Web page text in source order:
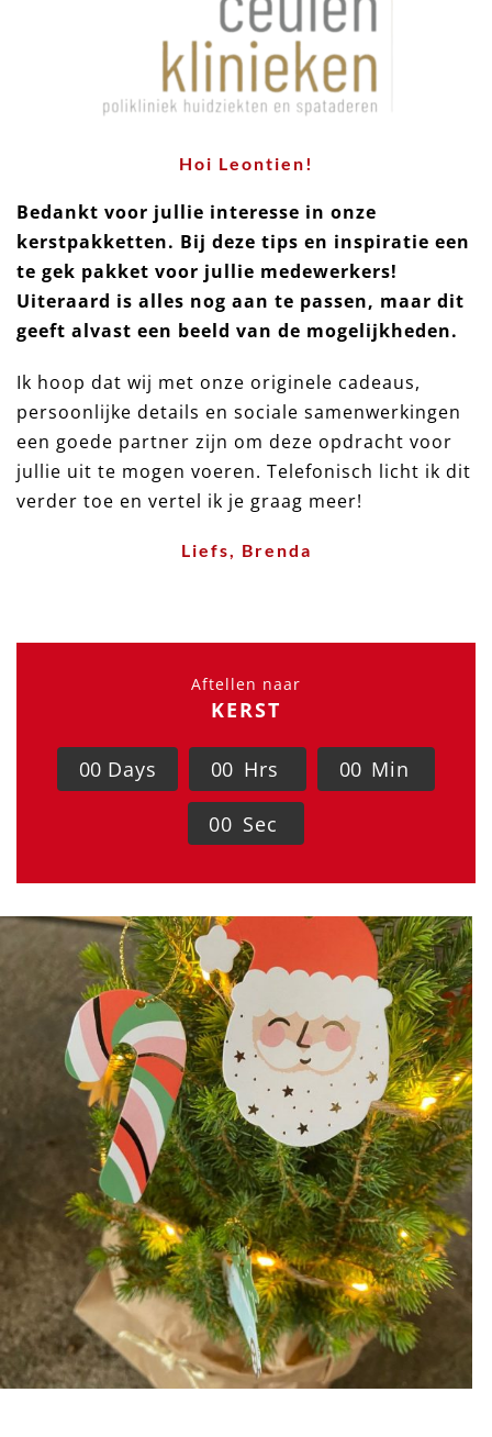
Hoi Leontien!
Bedankt voor jullie interesse in onze
kerstpakketten. Bij deze tips en inspiratie een
te gek pakket voor jullie medewerkers!
Uiteraard is alles nog aan te passen, maar dit
geeft alvast een beeld van de mogelijkheden.
Ik hoop dat wij met onze originele cadeaus,
persoonlijke details en sociale samenwerkingen
een goede partner zijn om deze opdracht voor
jullie uit te mogen voeren. Telefonisch licht ik dit
verder toe en vertel ik je graag meer!
Liefs, Brenda
Aftellen naar
KERST
00 Days 00 Hrs 00 Min
00 Sec